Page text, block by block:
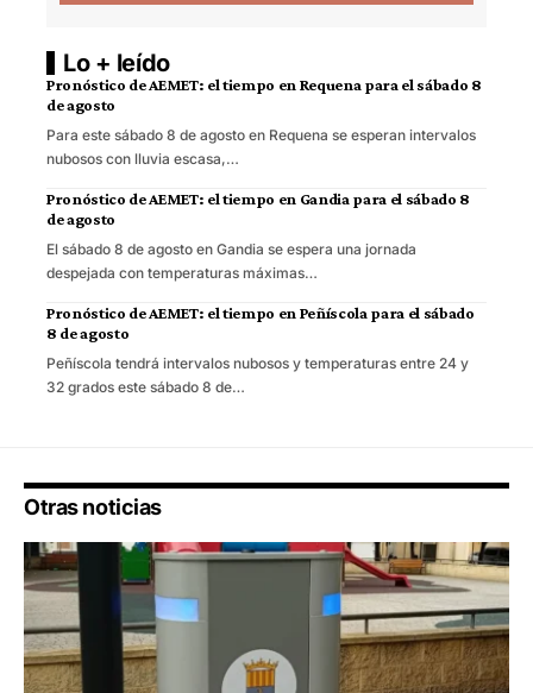
Lo + leído
Pronóstico de AEMET: el tiempo en Requena para el sábado 8
de agosto
Para este sábado 8 de agosto en Requena se esperan intervalos
nubosos con lluvia escasa,…
Pronóstico de AEMET: el tiempo en Gandia para el sábado 8
de agosto
El sábado 8 de agosto en Gandia se espera una jornada
despejada con temperaturas máximas…
Pronóstico de AEMET: el tiempo en Peñíscola para el sábado
8 de agosto
Peñíscola tendrá intervalos nubosos y temperaturas entre 24 y
32 grados este sábado 8 de…
Otras noticias